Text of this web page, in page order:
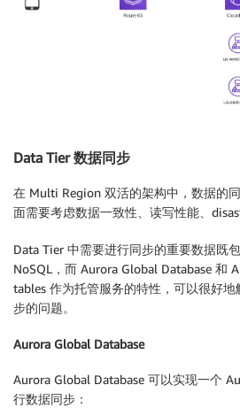
Data Tier 数据同步
在 Multi Region 双活的架构中，数据的
面需要考虑数据一致性、读写性能、
Data Tier 中需要进行同步的重要数据既
NoSQL，而 Aurora Global Database 和
tables 作为托管服务的特性，可以很好
步的问题。
Aurora Global Database
Aurora Global Database 可以实现一个
行数据同步：